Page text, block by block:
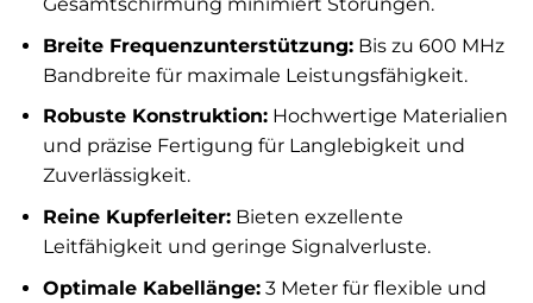
Breite Frequenzunterstützung:Bis zu 600 MHz
Bandbreite für maximale Leistungsfähigkeit.
Robuste Konstruktion:Hochwertige Materialien
und präzise Fertigung für Langlebigkeit und
Zuverlässigkeit.
Reine Kupferleiter:Bieten exzellente
Leitfähigkeit und geringe Signalverluste.
Optimale Kabellänge:3 Meter für flexible und